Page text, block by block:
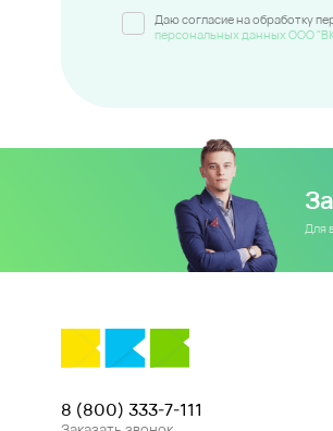
Даю согласие на обработку
персональных данных ООО
Для
8 (800) 333-7-111